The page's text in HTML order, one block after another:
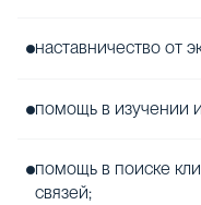
наставничество от
помощь в изучении
помощь в поиске
связей;